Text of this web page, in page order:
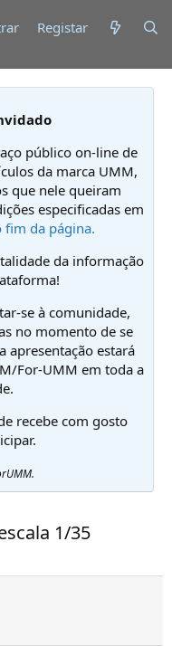
Registar
público on-line de
da marca UMM,
que nele queiram
especificadas em
fim da página.
da informação
se à comunidade,
no momento de se
apresentação estará
For-UMM em toda a
recebe com gosto
1/35